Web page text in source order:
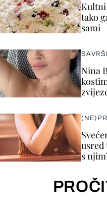
Kultni
tako
sami
Nina
usred
s